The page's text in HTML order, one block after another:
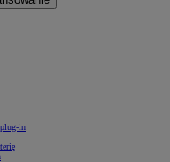
in